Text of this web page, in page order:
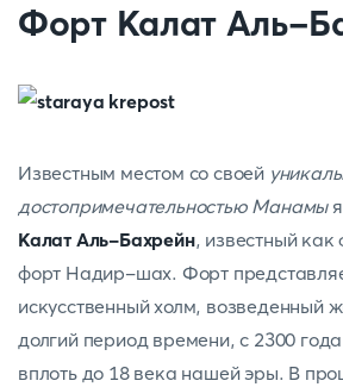
Форт Калат Аль-
Известным местом со своей
достопримечательностью Манамы
Калат Аль-Бахрейн, известный
форт Надир-шах. Форт
искусственный холм, возведенный
долгий период времени, с 2300
вплоть до 18 века нашей эры. В